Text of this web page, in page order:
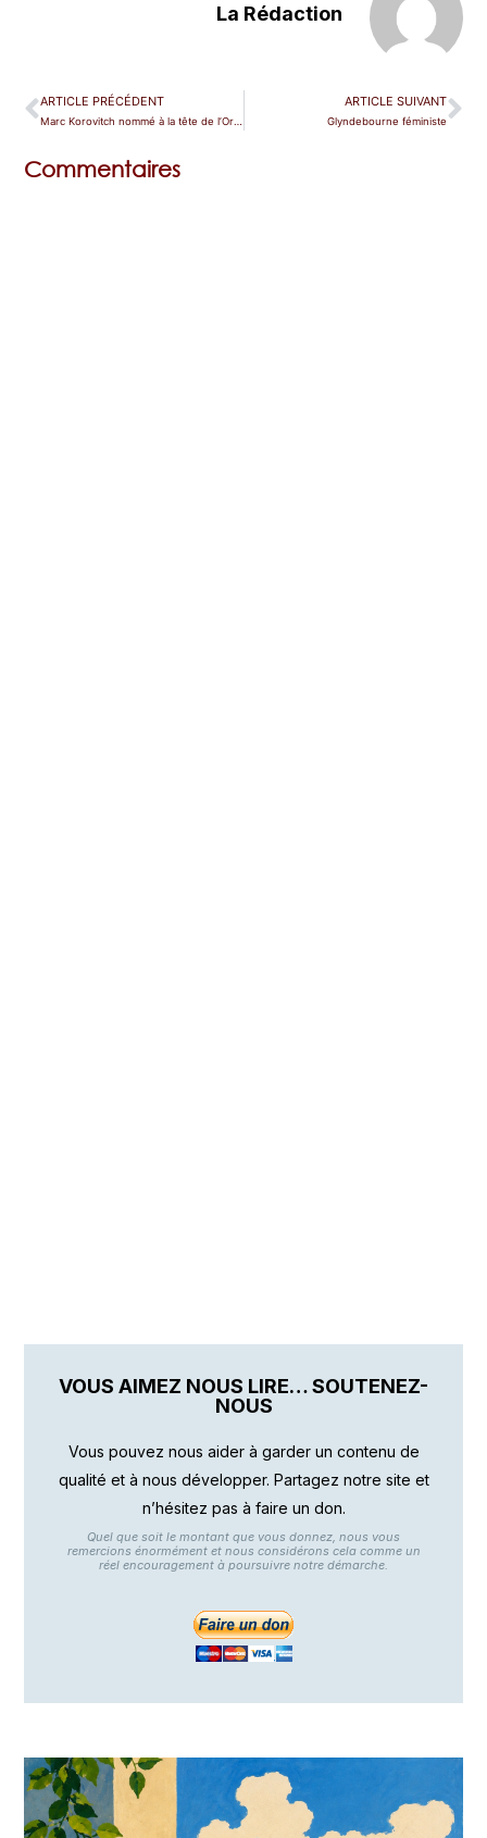
La Rédaction
ARTICLE PRÉCÉDENT ARTICLE SUIVANT
Glyndebourne féministe
Commentaires
VOUS AIMEZ NOUS LIRE… SOUTENEZ-
NOUS
Vous pouvez nous aider à garder un contenu de
qualité et à nous développer. Partagez notre site et
n’hésitez pas à faire un don.
Quel que soit le montant que vous donnez, nous vous
remercions énormément et nous considérons cela comme un
réel encouragement à poursuivre notre démarche.